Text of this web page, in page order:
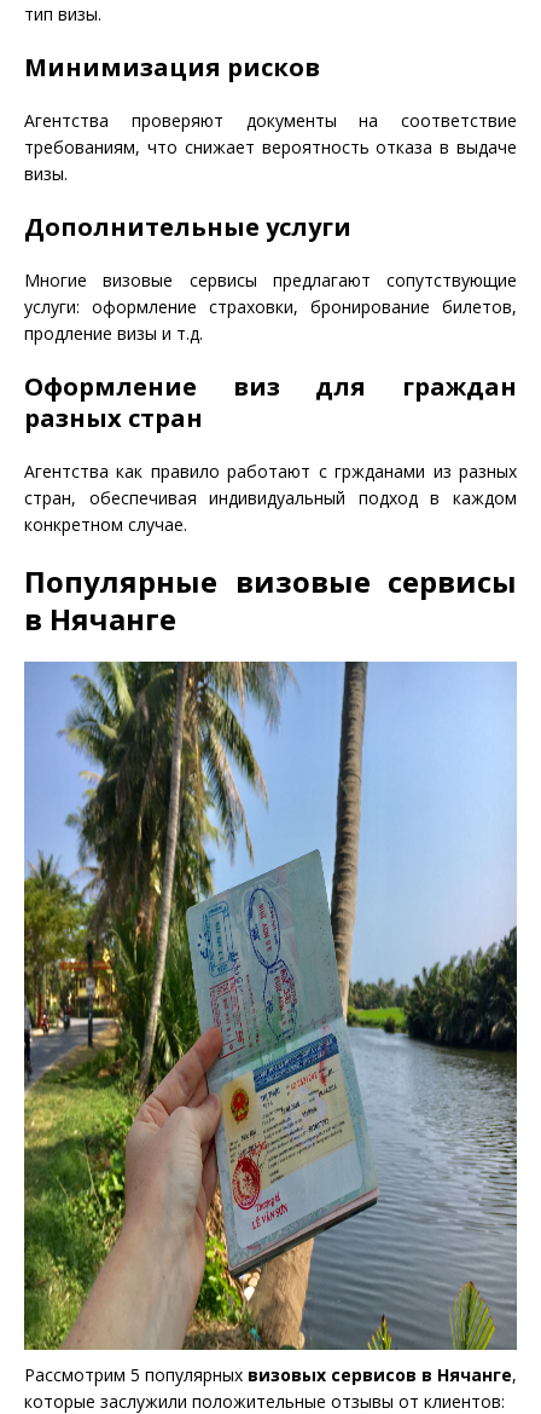
тип визы.
Минимизация рисков
Агентства проверяют документы на соответствие
требованиям, что снижает вероятность отказа в выдаче
визы.
Дополнительные услуги
Многие визовые сервисы предлагают сопутствующие
услуги: оформление страховки, бронирование билетов,
продление визы и т.д.
Оформление виз для граждан
разных стран
Агентства как правило работают с гржданами из разных
стран, обеспечивая индивидуальный подход в каждом
конкретном случае.
Популярные визовые сервисы
в Нячанге
Рассмотрим 5 популярных визовых сервисов в Нячанге,
которые заслужили положительные отзывы от клиентов: